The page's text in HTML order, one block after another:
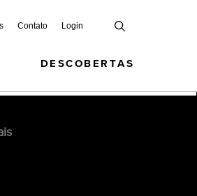
Contato Login
DESCOBERTAS